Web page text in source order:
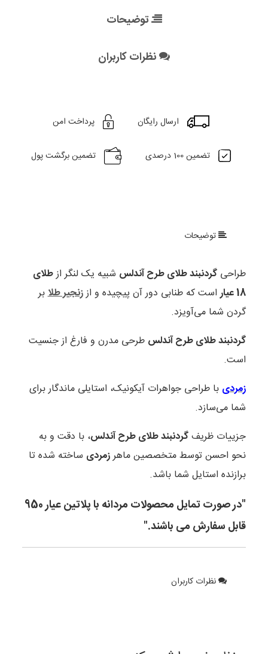
توضیحات
نظرات کاربران
ارسال رایگان پرداخت امن
تضمین 100 درصدی تضمین برگشت پول
توضیحات
طراحیگردنبند طلای طرح آندلس شبیه یک لنگر ازطلای
18 عیار
است که طنابی دور آن پیچیده و اززنجیر طلابر
گردن شما می‌آویزد.
گردنبند طلای طرح آندلس طرحی مدرن و فارغ از جنسیت
است.
زمردی با طراحی جواهرات آیکونیک، استایلی ماندگار برای
شما می‌سازد.
جزییات ظریفگردنبند طلای طرح آندلس، با دقت و به
نحو احسن توسط متخصصین ماهرزمردی ساخته شده تا
برازنده استایل شما باشد.
"در صورت تمایل محصولات مردانه با پلاتین عیار 950
قابل سفارش می باشند."
نظرات کاربران